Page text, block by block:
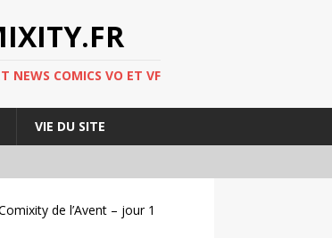
NEWS COMICS VO ET VF
VIE DU SITE
de l’Avent – jour 1